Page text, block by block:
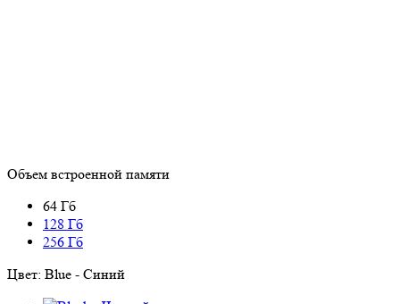
Объем встроенной памяти
64 Гб
128 Гб
256 Гб
Цвет: Blue - Синий